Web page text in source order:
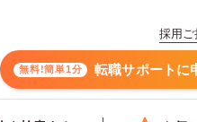
採用ご
無料!簡単1分 転職サポートに